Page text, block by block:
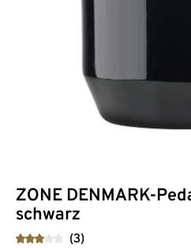
ZONE DENMARK-
schwarz
(3)